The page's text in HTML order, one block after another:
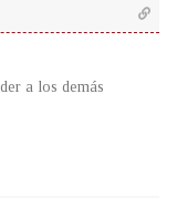
a los demás